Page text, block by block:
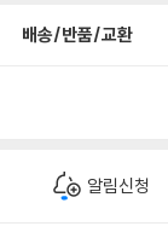
배송/반품/교환
알림신청